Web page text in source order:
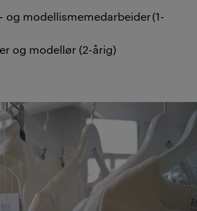
og modellismemedarbeider (1-
og modellør (2-årig)